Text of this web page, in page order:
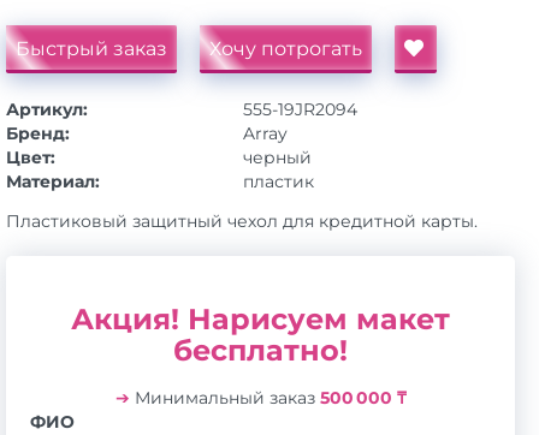
Быстрый заказ Хочу потрогать
Артикул:
555-19JR2094
Бренд:
Array
Цвет:
черный
Материал:
пластик
Пластиковый защитный чехол для кредитной карты.
Акция! Нарисуем макет
бесплатно!
➔ Минимальный заказ 500 000 ₸
ФИО